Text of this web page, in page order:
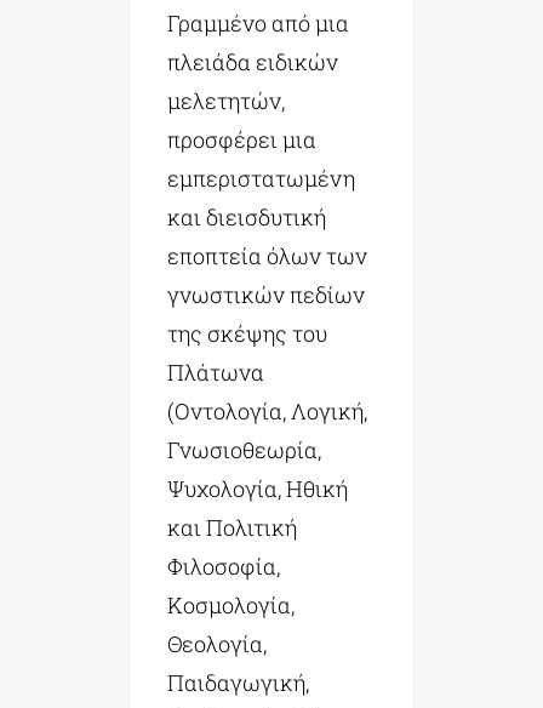
Γραμμένο από μια
πλειάδα ειδικών
μελετητών,
προσφέρει μια
εμπεριστατωμένη
και διεισδυτική
εποπτεία όλων των
γνωστικών πεδίων
της σκέψης του
Πλάτωνα
(Οντολογία, Λογική,
Γνωσιοθεωρία,
Ψυχολογία, Ηθική
και Πολιτική
Φιλοσοφία,
Κοσμολογία,
Θεολογία,
Παιδαγωγική,